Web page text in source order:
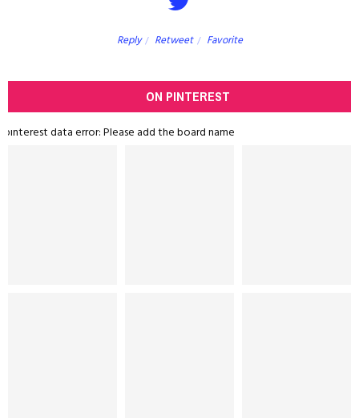
Reply Retweet Favorite
ON PINTEREST
pinterest data error: Please add the board name